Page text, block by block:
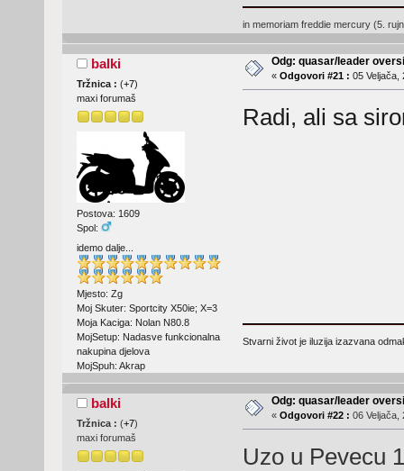
in memoriam freddie mercury (5.
balki
Tržnica : (+7)
maxi forumaš
Postova: 1609
Spol:
idemo dalje...
Mjesto: Zg
Moj Skuter: Sportcity X50ie; X=3
Moja Kaciga: Nolan N80.8
MojSetup: Nadasve funkcionalna
nakupina djelova
MojSpuh: Akrap
Odg: quasar/leader
« Odgovori #21 : 05 Veljača,
Radi, ali sa
Stvarni život je iluzija izazvana
balki
Tržnica : (+7)
maxi forumaš
Odg: quasar/leader
« Odgovori #22 : 06 Veljača,
Uzo u Pevecu